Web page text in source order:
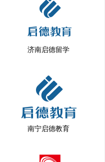
济南启德留学
南宁启德教育